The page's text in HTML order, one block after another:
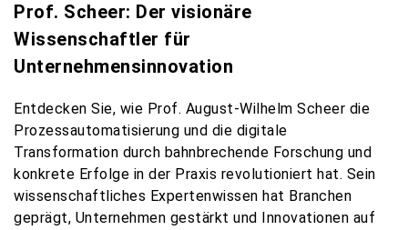
Prof. Scheer: Der visionäre
Wissenschaftler für
Unternehmensinnovation
Entdecken Sie, wie Prof. August-Wilhelm Scheer die
Prozessautomatisierung und die digitale
Transformation durch bahnbrechende Forschung und
konkrete Erfolge in der Praxis revolutioniert hat. Sein
wissenschaftliches Expertenwissen hat Branchen
geprägt, Unternehmen gestärkt und Innovationen auf